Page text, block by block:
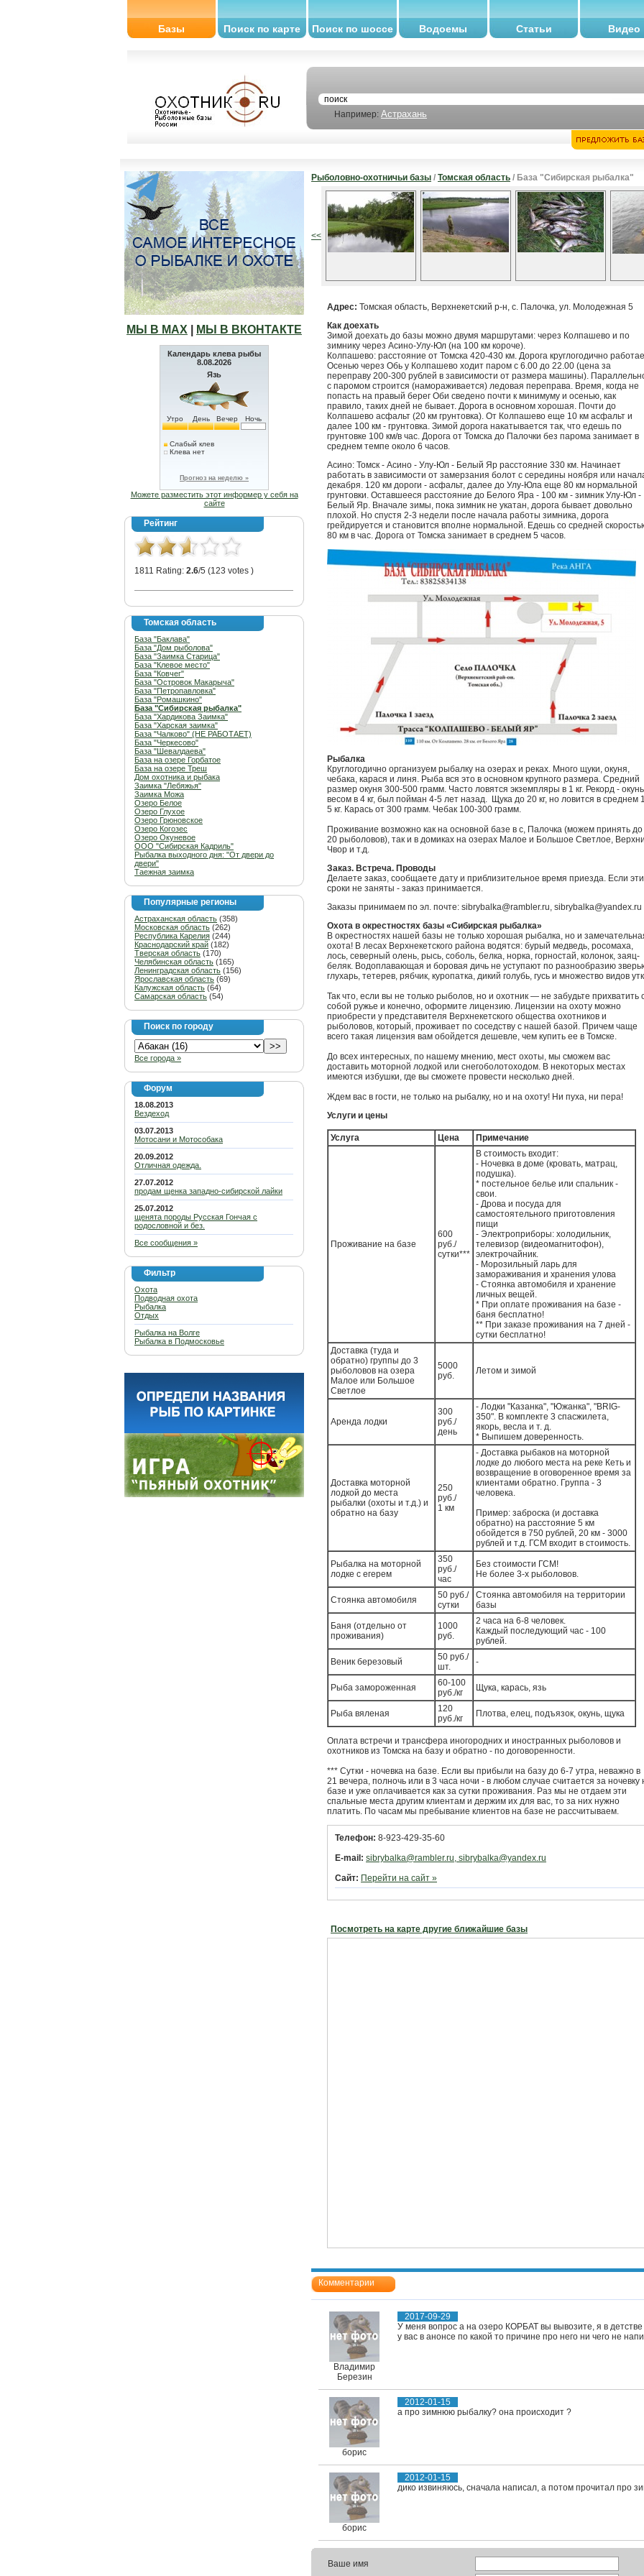
Базы Поиск по карте Поиск по шоссе Водоемы Статьи Видео
Например: Астрахань
МЫ В МАХ МЫ В ВКОНТАКТЕ
Календарь клева рыбы
8.08.2026
Язь
Утро День Вечер Ночь
Слабый клев
Клева нет
Прогноз на неделю »
Можете разместить этот информер у себя на
сайте
Рейтинг
1811 Rating: 2.6/5 (123 votes )
Томская область
База "Баклава"
База "Дом рыболова"
База "Заимка Старица"
База "Клевое место"
База "Ковчег"
База "Островок Макарыча"
База "Петропавловка"
База "Ромашкино"
База "Сибирская рыбалка"
База "Хардикова Заимка"
База "Харская заимка"
База "Чалково" (НЕ РАБОТАЕТ)
База "Черкесово"
База "Шевалдаева"
База на озере Горбатое
База на озере Треш
Дом охотника и рыбака
Заимка "Лебяжья"
Заимка Можа
Озеро Белое
Озеро Глухое
Озеро Грюновское
Озеро Когозес
Озеро Окуневое
ООО "Сибирская Кадриль"
Рыбалка выходного дня: "От двери до
двери"
Таежная заимка
Популярные регионы
Астраханская область (358)
Московская область (262)
Республика Карелия (244)
Краснодарский край (182)
Тверская область (170)
Челябинская область (165)
Ленинградская область (156)
Ярославская область (69)
Калужская область (64)
Самарская область (54)
Поиск по городу
Все города »
Форум
18.08.2013
Вездеход
03.07.2013
Мотосани и Мотособака
20.09.2012
Отличная одежда.
27.07.2012
продам щенка западно-сибирской лайки
25.07.2012
щенята породы Русская Гончая с
родословной и без.
Все сообщения »
Фильтр
Охота
Подводная охота
Рыбалка
Отдых
Рыбалка на Волге
Рыбалка в Подмосковье
Рыболовно-охотничьи базы / Томская область / База "Сибирская рыбалка"
<<
Адрес: Томская область, Верхнекетский р-н, с. Палочка, ул. Молодежная 5
Как доехать
Зимой доехать до базы можно двумя маршрутами: через Колпашево и по
зимнику через Асино-Улу-Юл (на 100 км короче).
Колпашево: расстояние от Томска 420-430 км. Дорога круглогодично
Осенью через Обь у Колпашево ходит паром с 6.00 до 22.00 (цена за
переправу 200-300 рублей в зависимости от размера машины).
с паромом строится (намораживается) ледовая переправа. Время, когда не
попасть на правый берег Оби сведено почти к минимуму и осенью, как
правило, таких дней не бывает. Дорога в основном хорошая. Почти до
Колпашево асфальт (20 км грунтовка). От Колпашево еще 10 км асфальт и
далее 100 км - грунтовка. Зимой дорога накатывается так, что едешь по
грунтовке 100 км/в час. Дорога от Томска до Палочки без парома занимает в
среднем темпе около 6 часов.
Асино: Томск - Асино - Улу-Юл - Белый Яр расстояние 330 км. Начинает
работать в зависимости от замерзания болот с середины ноября или
декабря. 120 км дороги - асфальт, далее до Улу-Юла еще 80 км нормальной
грунтовки. Оставшееся расстояние до Белого Яра - 100 км - зимник Улу-Юл -
Белый Яр. Вначале зимы, пока зимник не укатан, дорога бывает довольно
плохой. Но спустя 2-3 недели после начала работы зимника, дорога
грейдируется и становится вполне нормальной. Едешь со средней
80 км в час. Дорога от Томска занимает в среднем 5 часов.
Рыбалка
Круглогодично организуем рыбалку на озерах и реках. Много щуки, окуня,
чебака, карася и линя. Рыба вся это в основном крупного размера. Средний
размер окуня 300-500 грамм. Часто ловятся экземпляры в 1 кг. Рекорд - окунь
весом в 4 кг, был пойман 4-5 лет назад. Щука до 20 кг, но ловится в среднем
5 кг. Карась от 300 грамм. Чебак 100-300 грамм.
Проживание возможно как на основной базе в с, Палочка (можем принять до
20 рыболовов), так и в домиках на озерах Малое и Большое Светлое,
Чвор и т.д.
Заказ. Встреча. Проводы
Делаете заказ, сообщаете дату и приблизительное время приезда. Если эти
сроки не заняты - заказ принимается.
Заказы принимаем по эл. почте: sibrybalka@rambler.ru, sibrybalka@yandex.ru
Охота в окрестностях базы «Сибирская рыбалка»
В окрестностях нашей базы не только хорошая рыбалка, но и
охота! В лесах Верхнекетского района водятся: бурый медведь, росомаха,
лось, северный олень, рысь, соболь, белка, норка, горностай, колонок, заяц-
беляк. Водоплавающая и боровая дичь не уступают по разнообразию
глухарь, тетерев, рябчик, куропатка, дикий голубь, гусь и множество видов
Так что, если вы не только рыболов, но и охотник — не забудьте прихватить
собой ружье и конечно, оформите лицензию. Лицензии на охоту можно
приобрести у представителя Верхнекетского общества охотников и
рыболовов, который, проживает по соседству с нашей базой. Причем чаще
всего такая лицензия вам обойдется дешевле, чем купить ее в Томске.
До всех интересных, по нашему мнению, мест охоты, мы сможем вас
доставить моторной лодкой или снегоболотоходом. В некоторых местах
имеются избушки, где вы сможете провести несколько дней.
Ждем вас в гости, не только на рыбалку, но и на охоту! Ни пуха, ни пера!
Услуги и цены
Услуга Цена Примечание
Проживание на базе
600
руб./
сутки***
В стоимость входит:
- Ночевка в доме (кровать, матрац,
подушка).
* постельное белье или спальник -
свои.
- Дрова и посуда для
самостоятельного приготовления
пищи
- Электроприборы: холодильник,
телевизор (видеомагнитофон),
электрочайник.
- Морозильный ларь для
замораживания и хранения улова
- Стоянка автомобиля и хранение
личных вещей.
* При оплате проживания на базе -
баня бесплатно!
** При заказе проживания на 7 дней -
сутки бесплатно!
Доставка (туда и
обратно) группы до 3
рыболовов на озера
Малое или Большое
Светлое
5000
руб.
Летом и зимой
Аренда лодки
300
руб./
день
- Лодки "Казанка", "Южанка", "BRIG-
350". В комплекте 3 спасжилета,
якорь, весла и т. д.
* Выпишем доверенность.
Доставка моторной
лодкой до места
рыбалки (охоты и т.д.) и
обратно на базу
250
руб./
1 км
- Доставка рыбаков на моторной
лодке до любого места на реке Кеть и
возвращение в оговоренное время за
клиентами обратно. Группа - 3
человека.
Пример: заброска (и доставка
обратно) на расстояние 5 км
обойдется в 750 рублей, 20 км - 3000
рублей и т.д. ГСМ входит в стоимость.
Рыбалка на моторной
лодке с егерем
350
руб./
час
Без стоимости ГСМ!
Не более 3-х рыболовов.
Стоянка автомобиля
50 руб./
сутки
Стоянка автомобиля на территории
базы
Баня (отдельно от
проживания)
1000
руб.
2 часа на 6-8 человек.
Каждый последующий час - 100
рублей.
Веник березовый
50 руб./
шт.
-
Рыба замороженная
60-100
руб./кг
Щука, карась, язь
Рыба вяленая
120
руб./кг
Плотва, елец, подъязок, окунь, щука
Оплата встречи и трансфера иногородних и иностранных рыболовов и
охотников из Томска на базу и обратно - по договоренности.
*** Сутки - ночевка на базе. Если вы прибыли на базу до 6-7 утра, неважно в
21 вечера, полночь или в 3 часа ночи - в любом случае считается за ночевку
базе и уже оплачивается как за сутки проживания. Раз мы не отдаем эти
спальные места другим клиентам и держим их для вас, то за них нужно
платить. По часам мы пребывание клиентов на базе не рассчитываем.
Телефон: 8-923-429-35-60
E-mail: sibrybalka@rambler.ru, sibrybalka@yandex.ru
Сайт: Перейти на сайт »
Посмотреть на карте другие ближайшие базы
Комментарии
Владимир
Березин
2017-09-29
У меня вопрос а на озеро КОРБАТ вы вывозите, я в
у вас в анонсе по какой то причине про него ни чего не
борис
2012-01-15
а про зимнюю рыбалку? она происходит ?
борис
2012-01-15
дико извиняюсь, сначала написал, а потом прочитал про
Ваше имя